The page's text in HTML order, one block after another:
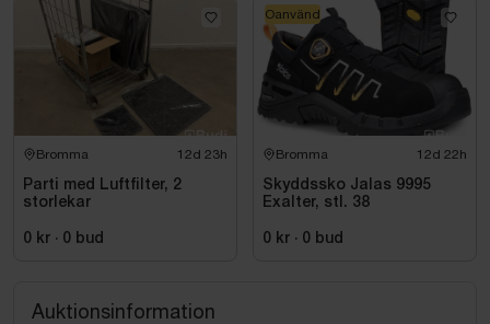
Bromma 12d 23h
Parti med Luftfilter, 2
storlekar
0 kr · 0 bud
Bromma 12d 22h
Skyddssko Jalas 9995
Exalter, stl. 38
0 kr · 0 bud
Oanvänd
Auktionsinformation